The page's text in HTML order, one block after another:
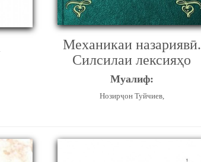
Механикаи назариявӣ.
Силсилаи лексияҳо
Муалиф:
Нозирҷон Туйчиев,